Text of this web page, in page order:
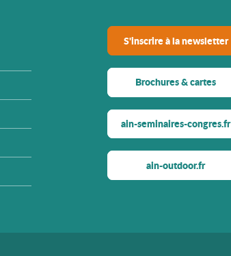
S'inscrire à la newsletter
Brochures & cartes
ain-seminaires-congres.fr
ain-outdoor.fr